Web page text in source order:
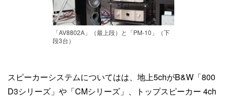
「AV8802A」（最上段）と「PM-10」（下
段3台）
スピーカーシステムについてはは、地上5chがB&W「800
D3シリーズ」や「CMシリーズ」、トップスピーカー 4ch